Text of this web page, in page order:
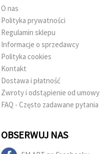
O nas
Polityka prywatności
Regulamin sklepu
Informacje o sprzedawcy
Polityka cookies
Kontakt
Dostawa i płatność
Zwroty i odstąpienie od umowy
FAQ - Często zadawane pytania
OBSERWUJ NAS